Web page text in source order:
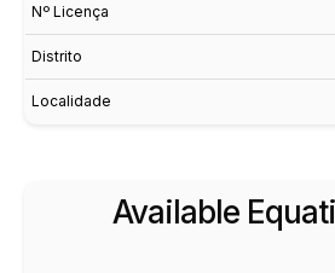
Nº Licença
Distrito
Localidade
Available